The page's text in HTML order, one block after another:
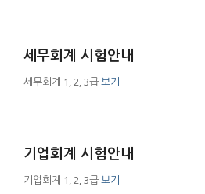
세무회계 시험안내
세무회계 1, 2, 3급보기
기업회계 시험안내
기업회계 1, 2, 3급보기